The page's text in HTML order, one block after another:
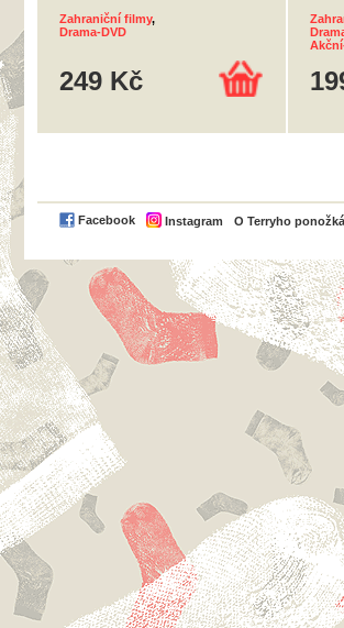
Zahraniční filmy,
Drama-DVD
249 Kč
Facebook Instagram O Terryho